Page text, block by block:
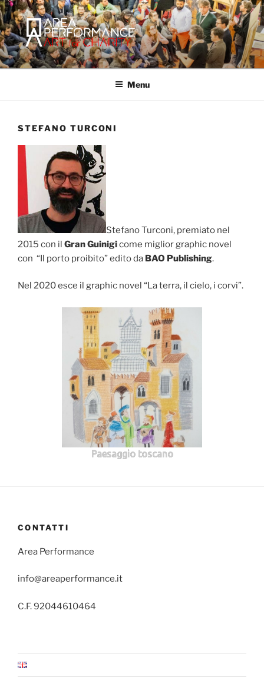
Salta
al
contenuto
AREA PERFORMANCE
Sito ufficiale della Onlus Area Performance.
Menu
STEFANO TURCONI
Stefano Turconi, premiato nel
2015 con il Gran Guinigicome miglior graphic novel
con “Il porto proibito” edito da BAO Publishing.
Nel 2020 esce il graphic novel “La terra, il cielo, i corvi”.
Paesaggio toscano
CONTATTI
Area Performance
info@areaperformance.it
C.F. 92044610464